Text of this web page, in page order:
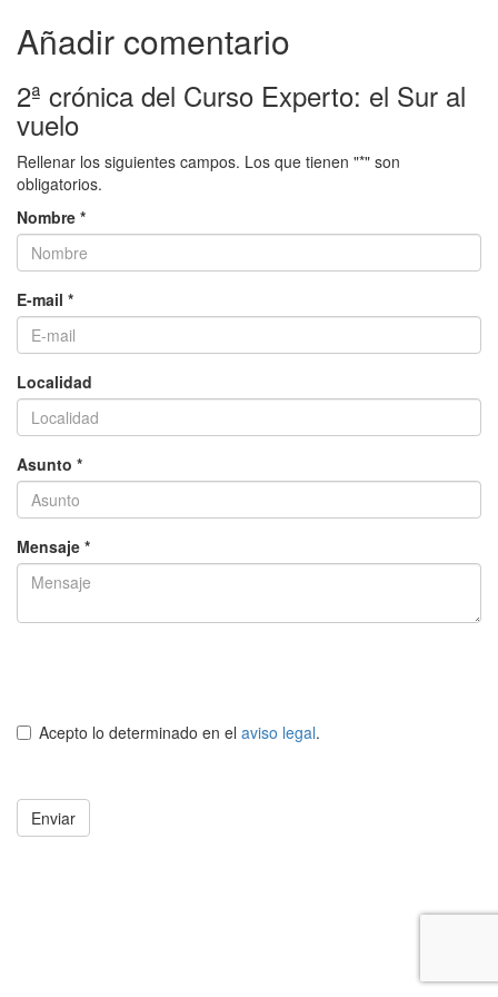
Añadir comentario
2ª crónica del Curso Experto: el Sur al
vuelo
Rellenar los siguientes campos. Los que tienen "*" son
obligatorios.
Nombre *
E-mail *
Localidad
Asunto *
Mensaje *
Acepto lo determinado en el aviso legal.
Enviar